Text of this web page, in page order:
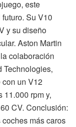
este
Su V10
y su diseño
Aston Martin
colaboración
Technologies,
un V12
11.000 rpm y,
CV. Conclusión:
más caros